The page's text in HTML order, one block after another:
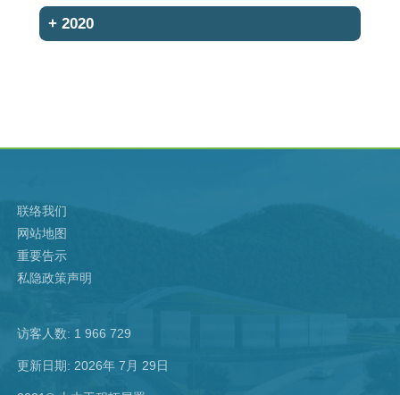
+ 2020
联络我们
网站地图
重要告示
私隐政策声明
访客人数: 1 966 729
更新日期: 2026年 7月 29日